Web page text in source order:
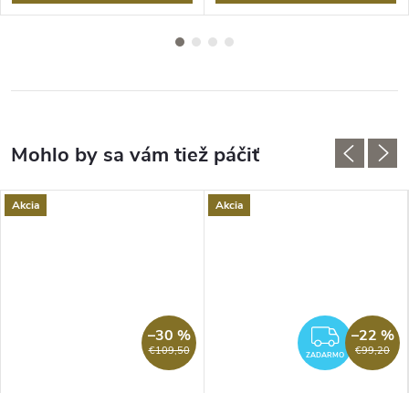
Akcia
€109,50
–30 %
Akcia
ZADARMO €99,20
–22 %